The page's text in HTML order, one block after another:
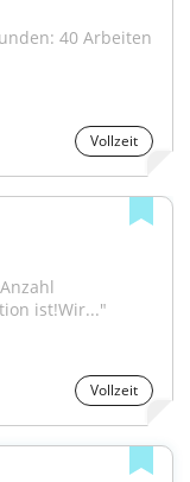
40 Arbeiten
Vollzeit
ist!Wir..."
Vollzeit